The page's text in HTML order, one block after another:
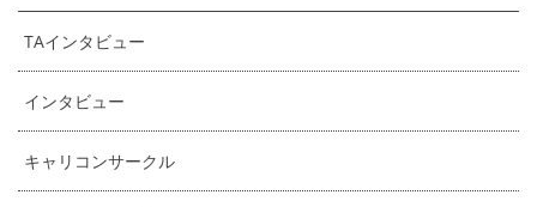
TAインタビュー
インタビュー
キャリコンサークル